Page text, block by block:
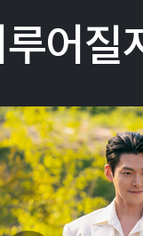
어